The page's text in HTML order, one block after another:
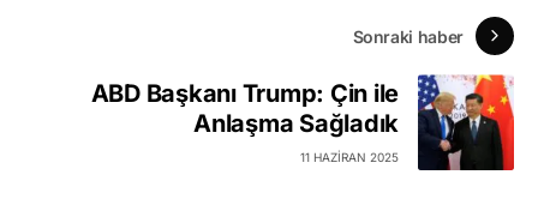
Sonraki haber
ABD Başkanı Trump: Çin ile
Anlaşma Sağladık
11 HAZIRAN 2025